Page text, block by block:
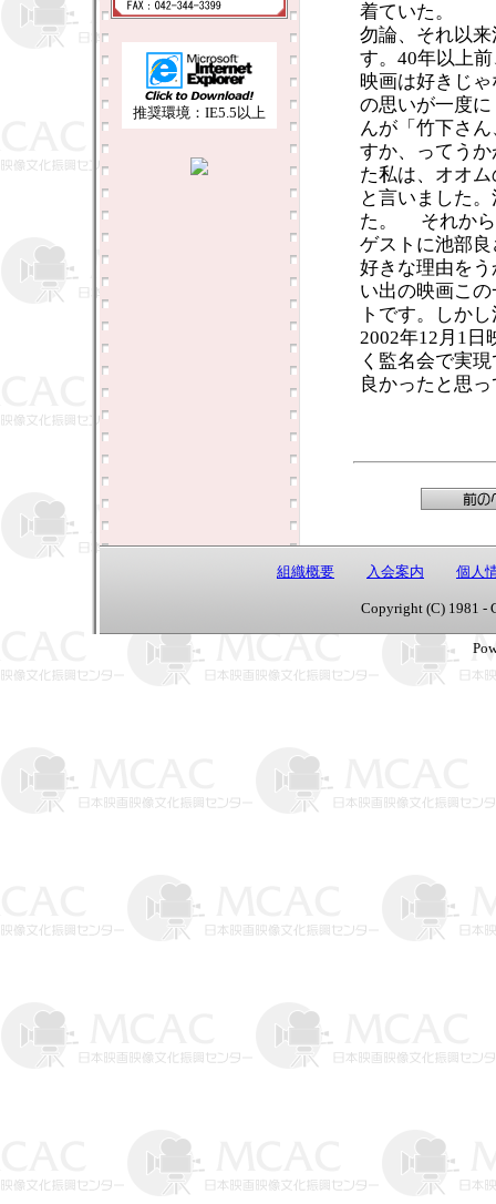
推奨環境：IE5.5以上
着ていた。
勿論、それ以
す。40年以上
映画は好きじ
の思いが一度
んが「竹下さ
すか、ってう
た私は、オオ
と言いました
た。 それから
ゲストに池部
好きな理由を
い出の映画こ
トです。しか
2002年12月1日
く監名会で実
良かったと思
組織概要 入会案内 個人
Copyright (C) 1981 -